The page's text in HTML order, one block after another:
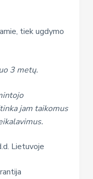
tiek ugdymo
3 metų.
jam taikomus
Lietuvoje